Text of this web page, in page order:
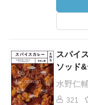
スパイ
ソッド
水野仁輔
321